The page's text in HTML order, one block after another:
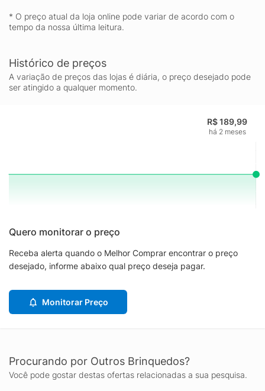
este presente divertido para meninos e meninas a partir de 7
anos. Conjuntos LEGO® Celebration Descubra mais kits de
construir sozinhas ou compartilhar a diversão do aniversário
construindo junto com amigos e familiares. DIMENSÕES O
conjunto de 224 peças mede mais de 16 cm de altura, 16 cm
* O preço atual da loja online pode variar de acordo com o
tempo da nossa última leitura.
Histórico de preços
A variação de preços das lojas é diária, o preço desejado pode
ser atingido a qualquer momento.
R$ 189,99
há 2 meses
Quero monitorar o preço
Receba alerta quando o Melhor Comprar encontrar o preço
desejado, informe abaixo qual preço deseja pagar.
Monitorar Preço
Procurando por Outros Brinquedos?
Você pode gostar destas ofertas relacionadas a sua pesquisa.